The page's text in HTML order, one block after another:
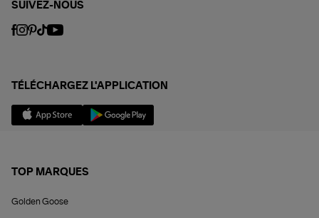
SUIVEZ-NOUS
TÉLÉCHARGEZ L'APPLICATION
TOP MARQUES
Golden Goose